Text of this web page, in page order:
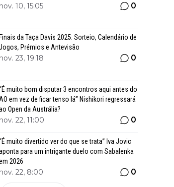
nov. 10, 15:05 0
Finais da Taça Davis 2025: Sorteio, Calendário de
Prémios e Antevisão
nov. 23, 19:18 0
muito bom disputar 3 encontros aqui antes do
AO em vez de ficar tenso lá” Nishikori regressará
Open da Austrália?
nov. 22, 11:00 0
muito divertido ver do que se trata” Iva Jovic
para um intrigante duelo com Sabalenka
2026
nov. 22, 8:00 0